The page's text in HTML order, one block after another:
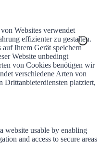
Websites verwendet
effizienter zu gestalten.
auf Ihrem Gerät speichern
Website unbedingt
von Cookies benötigen wir
verschiedene Arten von
Drittanbieterdiensten platziert,
website usable by enabling
and access to secure areas